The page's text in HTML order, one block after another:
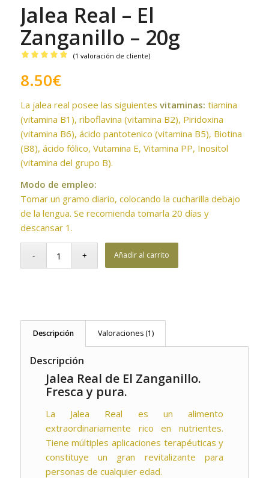
Jalea Real – El
Zanganillo – 20g
con5.00
base a
1
valoración
de un
cliente
(1 valoración de cliente)
8.50€
La jalea real posee las siguientes vitaminas: tiamina
(vitamina B1), riboflavina (vitamina B2), Piridoxina
(vitamina B6), ácido pantotenico (vitamina B5), Biotina
(B8), ácido fólico, Vutamina E, Vitamina PP, Inositol
(vitamina del grupo B).
Modo de empleo:
Tomar un gramo diario, colocando la cucharilla debajo
de la lengua. Se recomienda tomarla 20 días y
descansar 1.
Añadir al carrito
Descripción Valoraciones (1)
Descripción
Jalea Real de El Zanganillo.
Fresca y pura.
La Jalea Real es un alimento
extraordinariamente rico en nutrientes.
Tiene múltiples aplicaciones terapéuticas y
constituye un gran revitalizante para
personas de cualquier edad.